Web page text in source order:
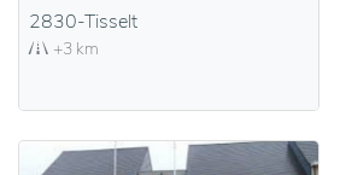
2830-Tisselt
+3 km